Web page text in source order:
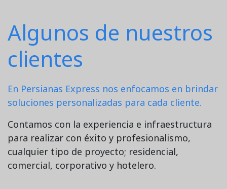
Algunos de nuestros
clientes
En Persianas Express nos enfocamos en brindar
soluciones personalizadas para cada cliente.
Contamos con la experiencia e infraestructura
para realizar con éxito y profesionalismo,
cualquier tipo de proyecto; residencial,
comercial, corporativo y hotelero.